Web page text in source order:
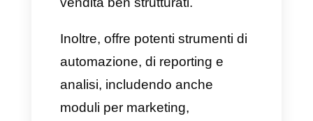
considerare che non si tratta di
un CRM di vendita tradizionale,
ma piuttosto di una piattaforma